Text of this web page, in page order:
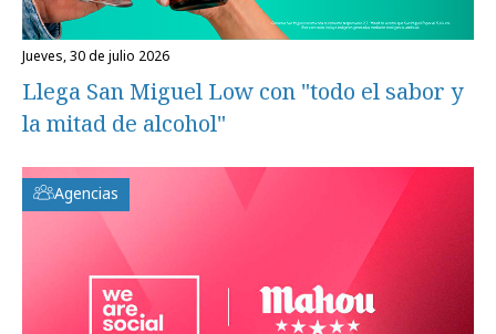
jueves, 30 de julio 2026
Llega San Miguel Low con "todo el sabor y
la mitad de alcohol"
Agencias